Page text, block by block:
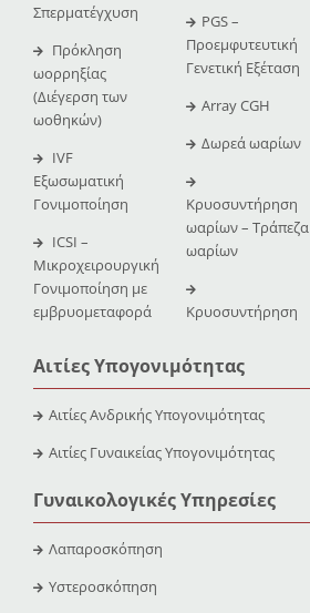
Σπερματέγχυση
Πρόκληση
ωορρηξίας
(Διέγερση των
ωοθηκών)
IVF
Εξωσωματική
Γονιμοποίηση
ICSI –
Μικροχειρουργική
Γονιμοποίηση με
εμβρυομεταφορά
PGS –
Προεμφυτευτική
Γενετική Εξέταση
Array CGH
Δωρεά ωαρίων
Κρυοσυντήρηση
ωαρίων – Τράπεζα
ωαρίων
Κρυοσυντήρηση
Αιτίες Υπογονιμότητας
Αιτίες Ανδρικής Υπογονιμότητας
Αιτίες Γυναικείας Υπογονιμότητας
Γυναικολογικές Υπηρεσίες
Λαπαροσκόπηση
Υστεροσκόπηση